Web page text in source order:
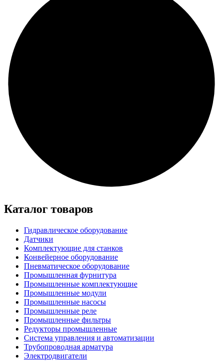
Каталог товаров
Гидравлическое оборудование
Датчики
Комплектующие для станков
Конвейерное оборудование
Пневматическое оборудование
Промышленная фурнитура
Промышленные комплектующие
Промышленные модули
Промышленные насосы
Промышленные реле
Промышленные фильтры
Редукторы промышленные
Система управления и автоматизации
Трубопроводная арматура
Электродвигатели